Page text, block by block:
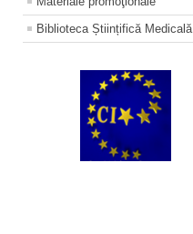
Biblioteca Științifică Medicală